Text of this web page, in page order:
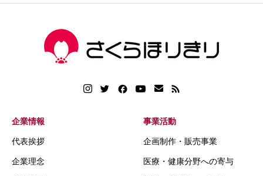
企業情報
代表挨拶
企業理念
事業活動
企画制作・販売事業
医療・健康分野への寄与